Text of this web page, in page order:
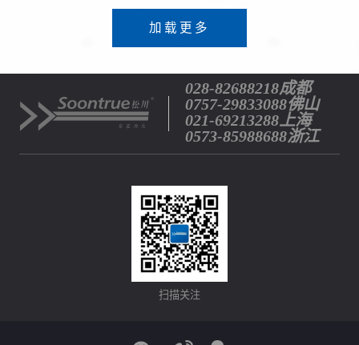
加载更多
028-82688218成都
0757-29833088佛山
021-69213288上海
0573-85988688浙江
扫描关注